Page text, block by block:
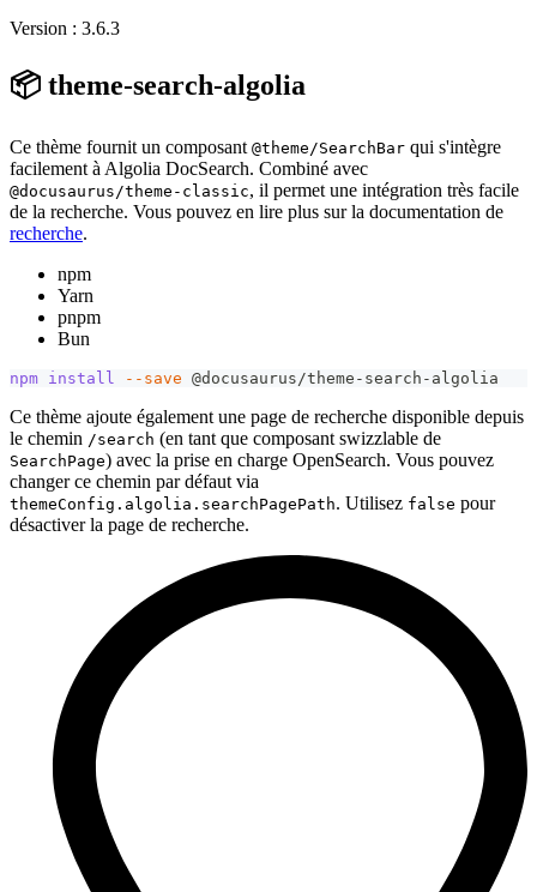
Version : 3.6.3
📦 theme-search-algolia
Ce thème fournit un composant @theme/SearchBar qui s'intègre
facilement à Algolia DocSearch. Combiné avec
@docusaurus/theme-classic, il permet une intégration très facile
de la recherche. Vous pouvez en lire plus sur la documentation de
recherche.
npm
Yarn
pnpm
Bun
npm install --save @docusaurus/theme-search-algolia
Ce thème ajoute également une page de recherche disponible depuis
le chemin /search (en tant que composant swizzlable de
SearchPage) avec la prise en charge OpenSearch. Vous pouvez
changer ce chemin par défaut via
themeConfig.algolia.searchPagePath. Utilisez false pour
désactiver la page de recherche.